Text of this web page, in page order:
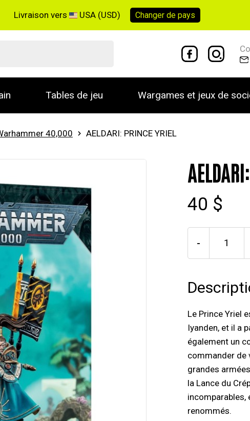
Livraison vers USA (USD) Changer depays
Tables de jeu Wargames et jeux de
40,000 AELDARI: PRINCE YRIEL
40 $
-
Le Prince Yriel
Iyanden, et il a
également un
commander de
grandes
la Lance du
incomparables,
renommés.